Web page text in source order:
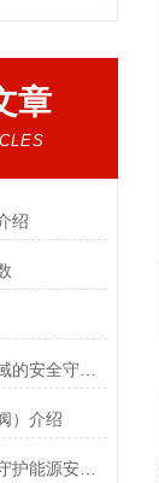
章
绍
）介绍
煤气天然气电磁阀：精准守护能源安全的“调控卫士”